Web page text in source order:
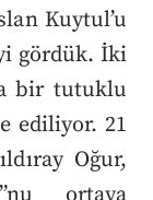
Kuytul’u
gördük. İki
bir tutuklu
ediliyor. 21
Oğur,